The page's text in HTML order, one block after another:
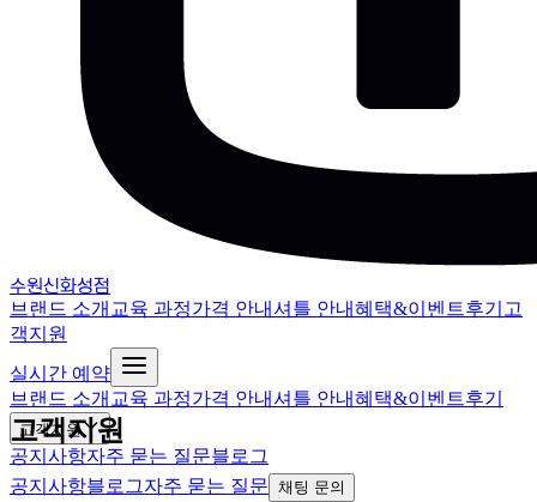
수원신화성점
브랜드 소개 교육 과정가격 안내셔틀 안내혜택&이벤트후기 고
객지원
실시간 예약
브랜드 소개 교육 과정가격 안내셔틀 안내혜택&이벤트후기
고객지원
공지사항자주 묻는 질문블로그
고객지원
공지사항블로그자주 묻는 질문 채팅 문의